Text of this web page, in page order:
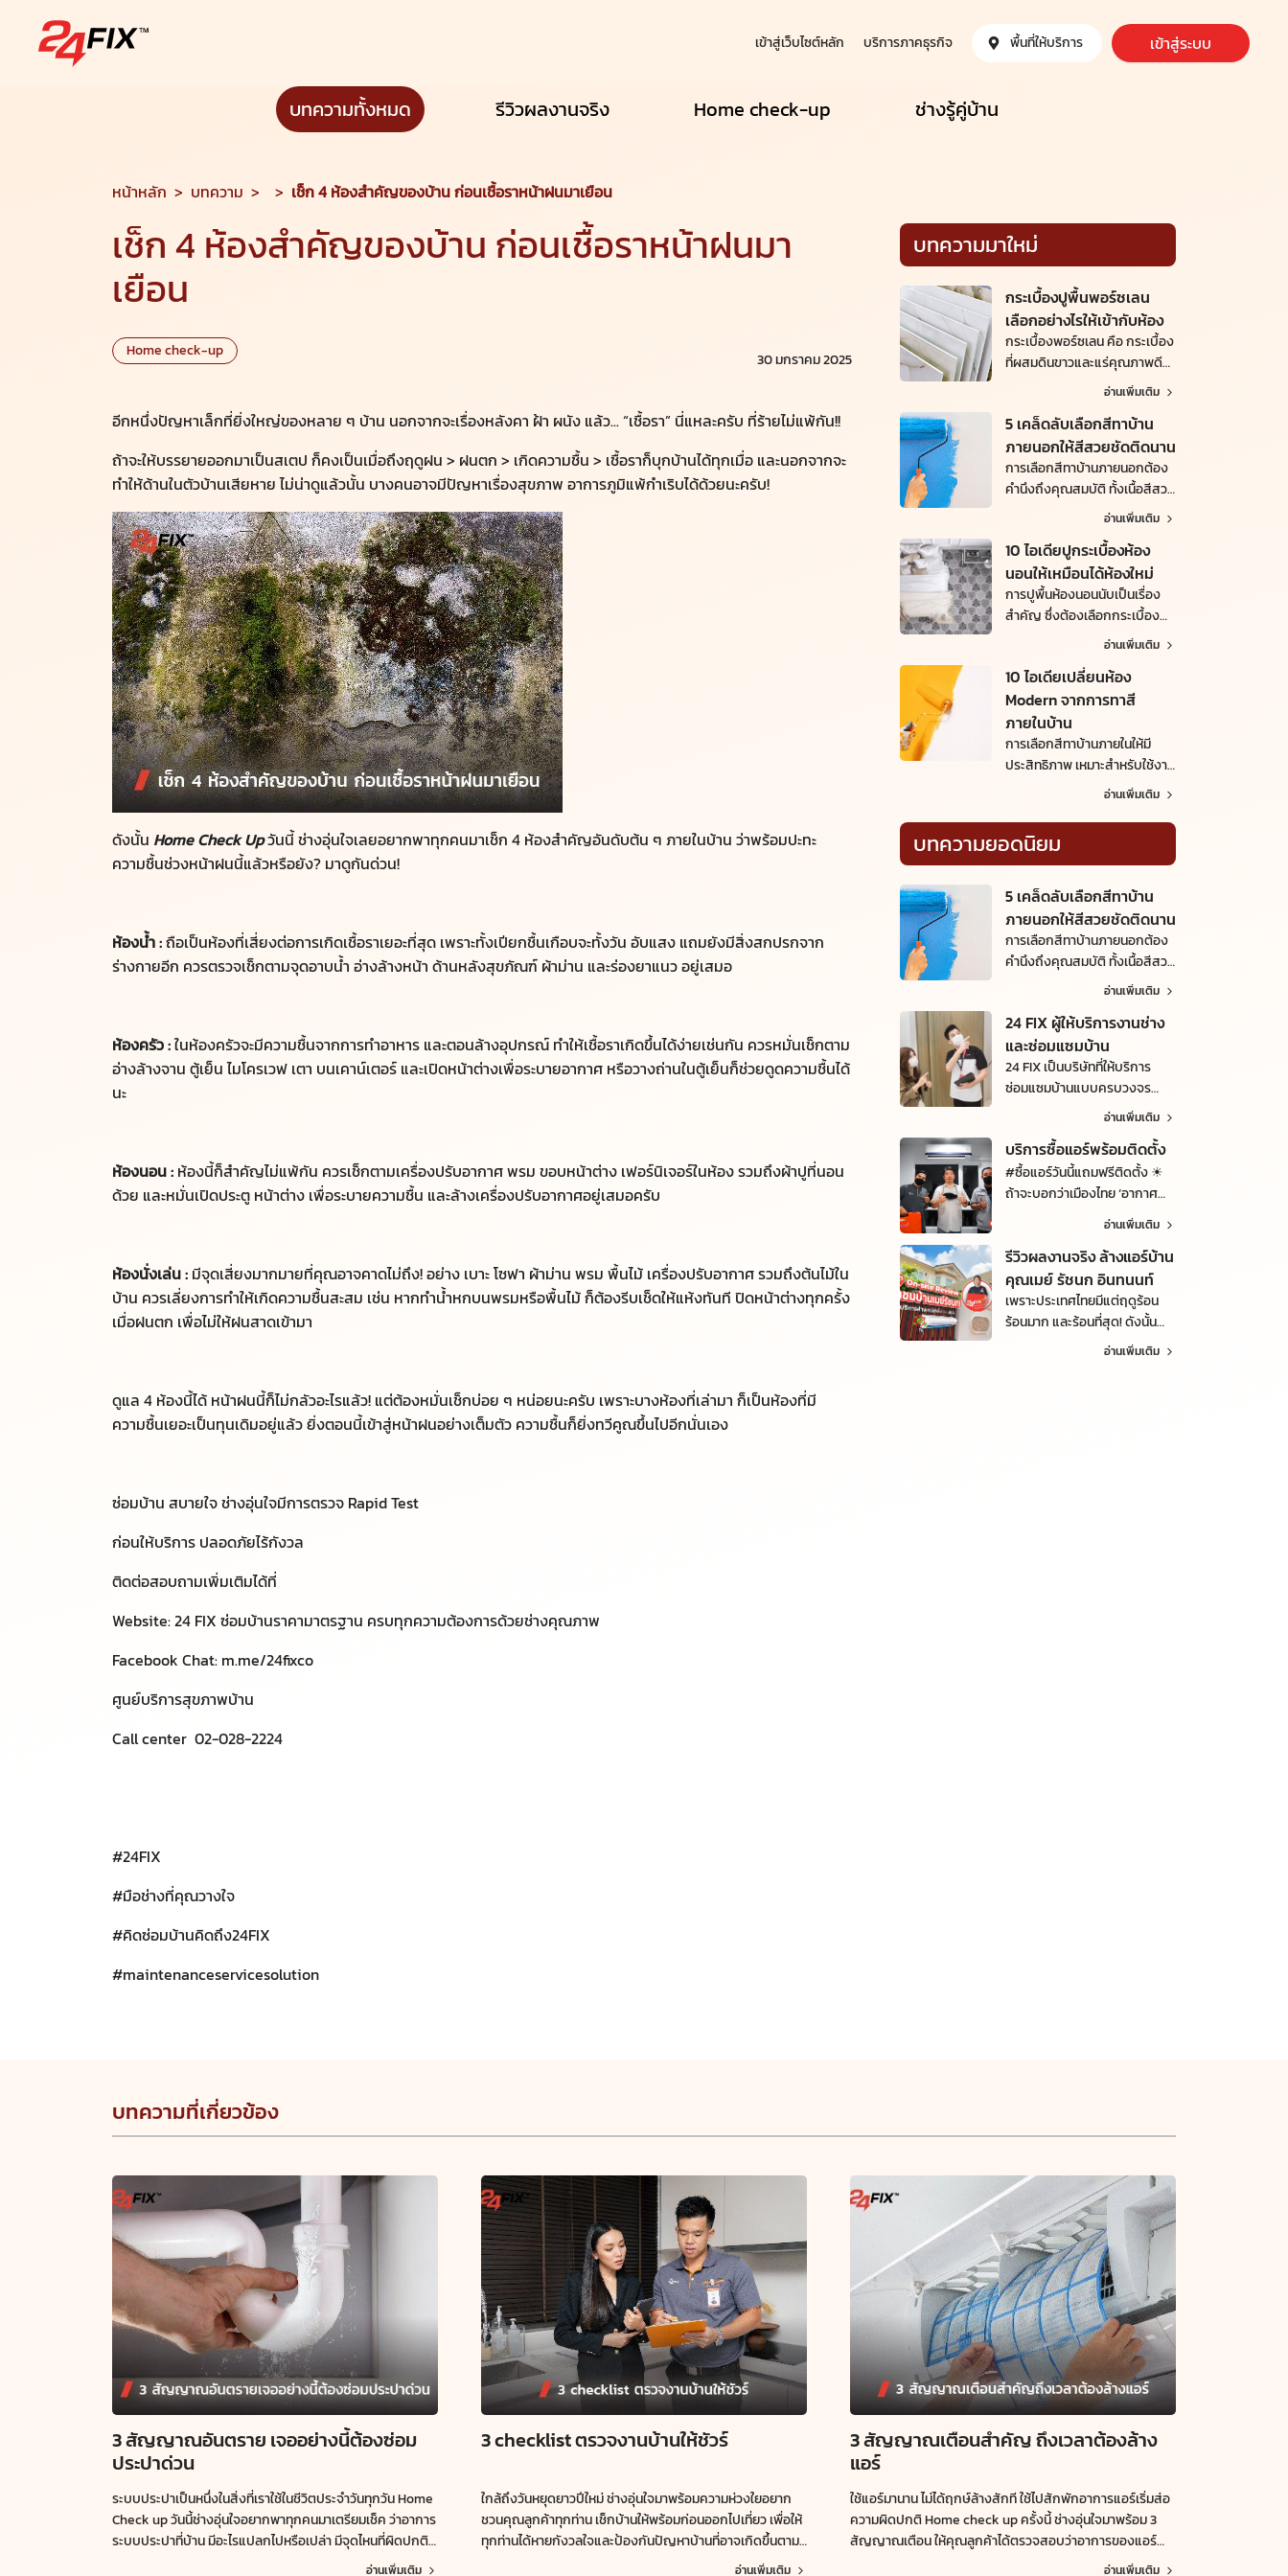
เข้าสู่เว็บไซต์หลัก บริการภาคธุรกิจ พื้นที่ให้บริการ เข้าสู่ระบบ
บทความทั้งหมด รีวิวผลงานจริง Home check-up ช่างรู้คู่บ้าน
หน้าหลัก > บทความ > > เช็ก 4 ห้องสำคัญของบ้าน ก่อนเชื้อราหน้าฝนมาเยือน
เช็ก 4 ห้องสำคัญของบ้าน ก่อนเชื้อราหน้าฝนมา
เยือน
Home check-up 30 มกราคม 2025
อีกหนึ่งปัญหาเล็กที่ยิ่งใหญ่ของหลาย ๆ บ้าน นอกจากจะเรื่องหลังคา ฝ้า ผนัง แล้ว... “เชื้อรา” นี่แหละครับ ที่ร้ายไม่แพ้กัน!!
ถ้าจะให้บรรยายออกมาเป็นสเตป ก็คงเป็นเมื่อถึงฤดูฝน > ฝนตก > เกิดความชื้น > เชื้อราก็บุกบ้านได้ทุกเมื่อ และนอกจากจะ
ทำให้ด้านในตัวบ้านเสียหาย ไม่น่าดูแล้วนั้น บางคนอาจมีปัญหาเรื่องสุขภาพ อาการภูมิแพ้กำเริบได้ด้วยนะครับ!
ดังนั้น Home Check Upวันนี้ ช่างอุ่นใจเลยอยากพาทุกคนมาเช็ก 4 ห้องสำคัญอันดับต้น ๆ ภายในบ้าน ว่าพร้อมปะทะ
ความชื้นช่วงหน้าฝนนี้แล้วหรือยัง? มาดูกันด่วน!
ห้องน้ำ :ถือเป็นห้องที่เสี่ยงต่อการเกิดเชื้อราเยอะที่สุด เพราะทั้งเปียกชื้นเกือบจะทั้งวัน อับแสง แถมยังมีสิ่งสกปรกจาก
ร่างกายอีก ควรตรวจเช็กตามจุดอาบน้ำ อ่างล้างหน้า ด้านหลังสุขภัณฑ์ ผ้าม่าน และร่องยาแนว อยู่เสมอ
ห้องครัว :ในห้องครัวจะมีความชื้นจากการทำอาหาร และตอนล้างอุปกรณ์ ทำให้เชื้อราเกิดขึ้นได้ง่ายเช่นกัน ควรหมั่นเช็กตาม
อ่างล้างจาน ตู้เย็น ไมโครเวฟ เตา บนเคาน์เตอร์ และเปิดหน้าต่างเพื่อระบายอากาศ หรือวางถ่านในตู้เย็นก็ช่วยดูดความชื้นได้
นะ
ห้องนอน : ห้องนี้ก็สำคัญไม่แพ้กัน ควรเช็กตามเครื่องปรับอากาศ พรม ขอบหน้าต่าง เฟอร์นิเจอร์ในห้อง รวมถึงผ้าปูที่นอน
ด้วย และหมั่นเปิดประตู หน้าต่าง เพื่อระบายความชื้น และล้างเครื่องปรับอากาศอยู่เสมอครับ
ห้องนั่งเล่น : มีจุดเสี่ยงมากมายที่คุณอาจคาดไม่ถึง! อย่าง เบาะ โซฟา ผ้าม่าน พรม พื้นไม้ เครื่องปรับอากาศ รวมถึงต้นไม้ใน
บ้าน ควรเลี่ยงการทำให้เกิดความชื้นสะสม เช่น หากทำน้ำหกบนพรมหรือพื้นไม้ ก็ต้องรีบเช็ดให้แห้งทันที ปิดหน้าต่างทุกครั้ง
เมื่อฝนตก เพื่อไม่ให้ฝนสาดเข้ามา
ดูแล 4 ห้องนี้ได้ หน้าฝนนี้ก็ไม่กลัวอะไรแล้ว! แต่ต้องหมั่นเช็กบ่อย ๆ หน่อยนะครับ เพราะบางห้องที่เล่ามา ก็เป็นห้องที่มี
ความชื้นเยอะเป็นทุนเดิมอยู่แล้ว ยิ่งตอนนี้เข้าสู่หน้าฝนอย่างเต็มตัว ความชื้นก็ยิ่งทวีคูณขึ้นไปอีกนั่นเอง
ซ่อมบ้าน สบายใจ ช่างอุ่นใจมีการตรวจ Rapid Test ​
ก่อนให้บริการ ปลอดภัยไร้กังวล
ติดต่อสอบถามเพิ่มเติมได้ที่​
Website:24 FIX ซ่อมบ้านราคามาตรฐาน ครบทุกความต้องการด้วยช่างคุณภาพ
Facebook Chat: m.me/24fixco​
ศูนย์บริการสุขภาพบ้าน​
Call center 02-028-2224​
#24FIX
#มือช่างที่คุณวางใจ
#คิดซ่อมบ้านคิดถึง24FIX
#maintenanceservicesolution
บทความมาใหม่
กระเบื้องปูพื้นพอร์ซเลน
เลือกอย่างไรให้เข้ากับห้อง
กระเบื้องพอร์ซเลน คือ กระเบื้อง
ที่ผสมดินขาวและแร่คุณภาพดี
ทำให้ได้กระเบื้องที่มีคุณภาพสูง
และลวดลายให้เลือกใช้หลาก
หลาย
อ่านเพิ่มเติม
5 เคล็ดลับเลือกสีทาบ้าน
ภายนอกให้สีสวยชัดติดนาน
การเลือกสีทาบ้านภายนอกต้อง
คำนึงถึงคุณสมบัติ ทั้งเนื้อสีสวย
สด ชัดเจน ทนทานต่อสภาพ
สามารถป้องกันเชื้อราได้เป็น
อย่างดี
อ่านเพิ่มเติม
10 ไอเดียปูกระเบื้องห้อง
นอนให้เหมือนได้ห้องใหม่
การปูพื้นห้องนอนนับเป็นเรื่อง
สำคัญ ซึ่งต้องเลือกกระเบื้อง
อย่างพิถีพิถัน เพื่อให้ได้ห้องนอน
พักผ่อนอย่างมีประสิทธิภาพ
อ่านเพิ่มเติม
10 ไอเดียเปลี่ยนห้อง
Modern จากการทาสี
ภายในบ้าน
การเลือกสีทาบ้านภายในให้มี
ประสิทธิภาพ เหมาะสำหรับใช้งาน
ในห้องต่าง ๆ ต้องคำนึงถึงความ
ไม่ก่อให้เกิดอันตรายกับสุขภาพ
ด้วย
อ่านเพิ่มเติม
บทความยอดนิยม
5 เคล็ดลับเลือกสีทาบ้าน
ภายนอกให้สีสวยชัดติดนาน
การเลือกสีทาบ้านภายนอกต้อง
คำนึงถึงคุณสมบัติ ทั้งเนื้อสีสวย
สด ชัดเจน ทนทานต่อสภาพ
สามารถป้องกันเชื้อราได้เป็น
อย่างดี
อ่านเพิ่มเติม
24 FIX ผู้ให้บริการงานช่าง
และซ่อมแซมบ้าน
24 FIX เป็นบริษัทที่ให้บริการ
ซ่อมแซมบ้านแบบครบวงจร
พร้อมให้มั่นใจได้ว่าทีมช่างจะไม่ทิ้ง
ประสิทธิภาพ และคุ้มค่ากับราคา
ด้วย
อ่านเพิ่มเติม
บริการซื้อแอร์พร้อมติดตั้ง
#ซื้อแอร์วันนี้แถมฟรีติดตั้ง ☀
ถ้าจะบอกว่าเมืองไทย ‘อากาศ
ร้อน’ เฉพาะในช่วงหน้าร้อนก็
จะร้อน หนาว ฝน อากาศก็ร้อน
อยู่ดี! วันนี้มาดับร้อนกันดีกว่า ❄
ด้วยบริการซื้อแอร์พร้อมติดตั้ง
ฟรี โดยทีมช่างมืออาชีพ 24 FIX
อ่านเพิ่มเติม
รีวิวผลงานจริง ล้างแอร์บ้าน
คุณเมย์ รัชนก อินทนนท์
เพราะประเทศไทยมีแต่ฤดูร้อน
ร้อนมาก และร้อนที่สุด! ดังนั้น
การดูแล ทำความสะอาด ล้าง
อ่านเพิ่มเติม
บทความที่เกี่ยวข้อง
3 สัญญาณอันตราย เจออย่างนี้ต้องซ่อม
ประปาด่วน
ระบบประปาเป็นหนึ่งในสิ่งที่เราใช้ในชีวิตประจำวันทุกวัน ​Home
Check up วันนี้ช่างอุ่นใจอยากพาทุกคนมาเตรียมเช็ค ​ว่าอาการ
ระบบประปาที่บ้าน มีอะไรแปลกไปหรือเปล่า มีจุดไหนที่ผิดปกติ
บ้าง ​จะมีอะไรที่ต้องเช็คกันบ้าง ตามไปอ่านพร้อมกันได้เลยครับ ​
อ่านเพิ่มเติม
3 checklist ตรวจงานบ้านให้ชัวร์
ใกล้ถึงวันหยุดยาวปีใหม่ ช่างอุ่นใจมาพร้อมความห่วงใยอยาก
ชวนคุณลูกค้าทุกท่าน เช็กบ้านให้พร้อมก่อนออกไปเที่ยว เพื่อให้
ทุกท่านได้หายกังวลใจและป้องกันปัญหาบ้านที่อาจเกิดขึ้นตาม
มาได้ เที่ยวสบายใจไปพร้อมกับ 3 เช็กลิสต์ตรวจสอบบ้านอ่านเพิ่มเติม
3 สัญญาณเตือนสำคัญ ถึงเวลาต้องล้าง
แอร์
ใช้แอร์มานาน ไม่ได้ฤกษ์ล้างสักที ใช้ไปสักพักอาการแอร์เริ่มส่อ
ความผิดปกติ Home check up ครั้งนี้ ช่างอุ่นใจมาพร้อม 3
สัญญาณเตือน ให้คุณลูกค้าได้ตรวจสอบว่าอาการของแอร์
แบบไหนที่เริ่มส่งสัญญาณน่ากังวล จะมีอะไรบ้างไปอ่านพร้อม
อ่านเพิ่มเติม